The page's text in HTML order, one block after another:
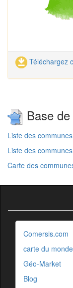
Téléchargez
Base
Liste des
Liste des
Carte des
Comersis.com
carte du monde
Géo-Market
Blog